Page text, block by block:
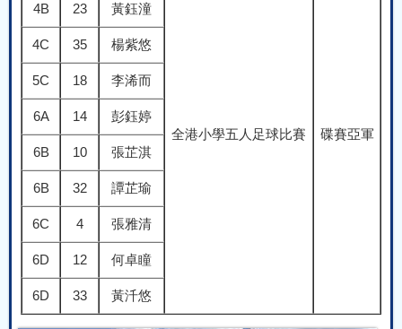
全港小學五人足球比賽 碟賽亞軍
4B 23 黃鈺潼
4C 35 楊紫悠
5C 18 李浠而
6A 14 彭鈺婷
6B 10 張芷淇
6B 32 譚芷瑜
6C 4 張雅清
6D 12 何卓瞳
6D 33 黃汘悠